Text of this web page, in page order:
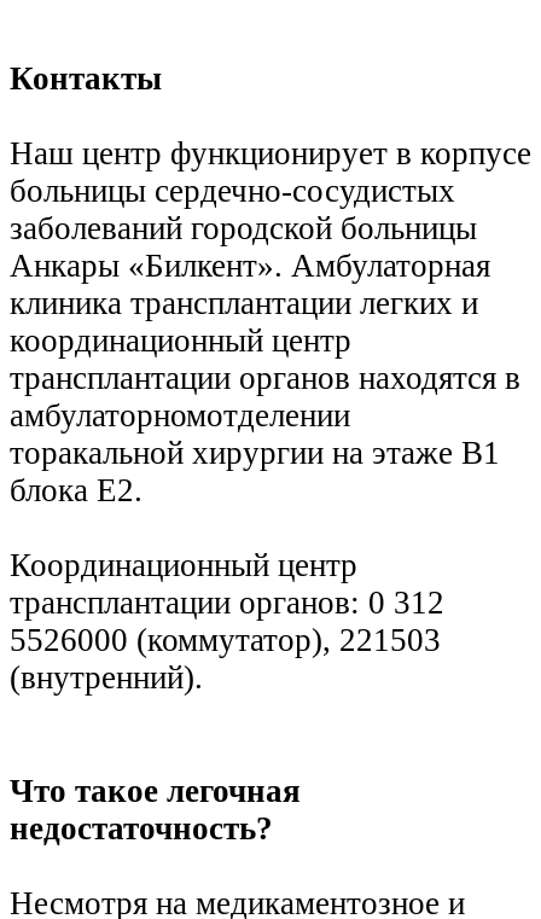
Контакты
Наш центр функционирует в корпусе
больницы сердечно-сосудистых
заболеваний городской больницы
Анкары «Билкент». Амбулаторная
клиника трансплантации легких и
координационный центр
трансплантации органов находятся в
амбулаторномотделении
торакальной хирургии на этаже B1
блока E2.
Координационный центр
трансплантации органов: 0 312
5526000 (коммутатор), 221503
(внутренний).
Что такое легочная
недостаточность?
Несмотря на медикаментозное и